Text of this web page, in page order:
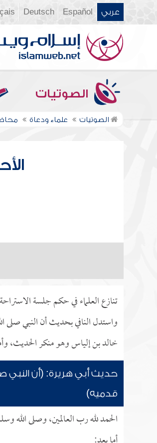
عربي Español
Deutsch
الصوتيات
الصوتيات علماء ودعاة
تنازع العلماء في حكم جلسة
واستدل النافي بحديث أن النبي
خالد بن إلياس وهو منكر الحديث،
حديث أبي هريرة: (أن
قدميه)
الحمد لله رب العالمين، وصلى الله